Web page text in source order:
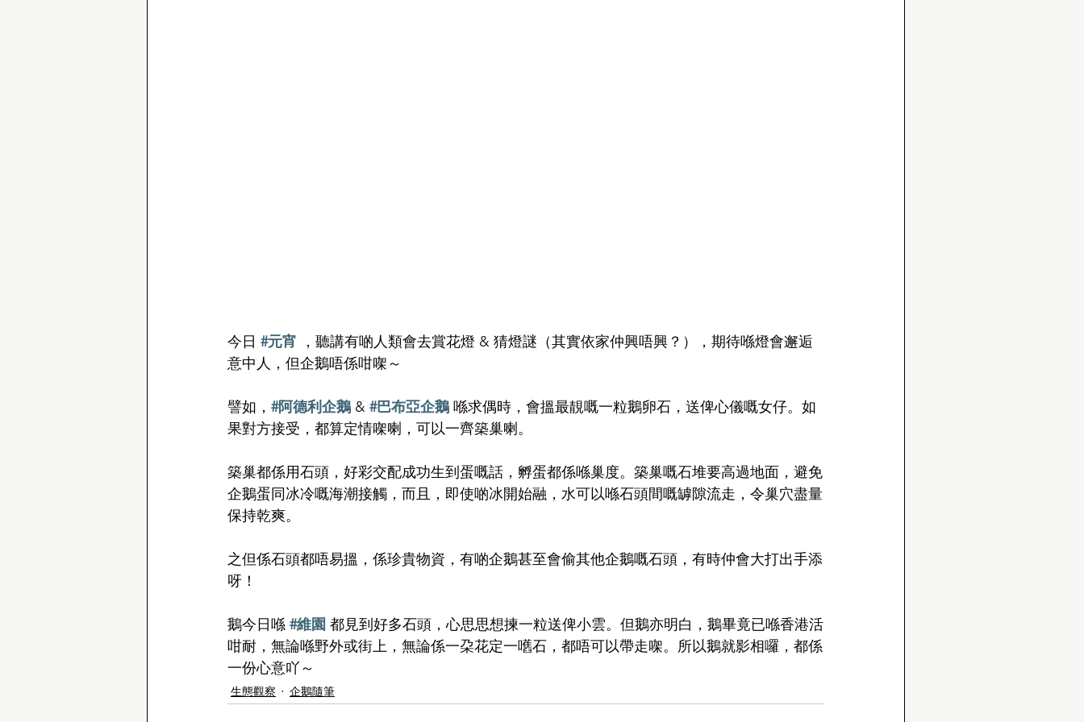
今日 #元宵 ，聽講有啲人類會去賞花燈 & 猜燈謎（其實依家仲興唔興？），期待喺燈會邂逅
意中人，但企鵝唔係咁㗎～
譬如， #阿德利企鵝 & #巴布亞企鵝 喺求偶時，會搵最靚嘅一粒鵝卵石，送俾心儀嘅女仔。如
果對方接受，都算定情㗎喇，可以一齊築巢喇。
築巢都係用石頭，好彩交配成功生到蛋嘅話，孵蛋都係喺巢度。築巢嘅石堆要高過地面，避免
企鵝蛋同冰冷嘅海潮接觸，而且，即使啲冰開始融，水可以喺石頭間嘅罅隙流走，令巢穴盡量
保持乾爽。
之但係石頭都唔易搵，係珍貴物資，有啲企鵝甚至會偷其他企鵝嘅石頭，有時仲會大打出手添
呀！
鵝今日喺 #維園 都見到好多石頭，心思思想揀一粒送俾小雲。但鵝亦明白，鵝畢竟已喺香港活
咁耐，無論喺野外或街上，無論係一朶花定一嚿石，都唔可以帶走㗎。所以鵝就影相囉，都係
一份心意吖～
生態觀察 企鵝隨筆